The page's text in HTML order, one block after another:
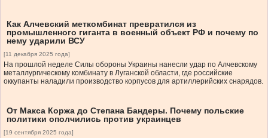
Как Алчевский меткомбинат превратился из
промышленного гиганта в военный объект РФ и почему по
нему ударили ВСУ
[11 декабря 2025 года]
На прошлой неделе Силы обороны Украины нанесли удар по Алчевскому
металлургическому комбинату в Луганской области, где российские
оккупанты наладили производство корпусов для артиллерийских снарядов.
От Макса Коржа до Степана Бандеры. Почему польские
политики ополчились против украинцев
[19 сентября 2025 года]